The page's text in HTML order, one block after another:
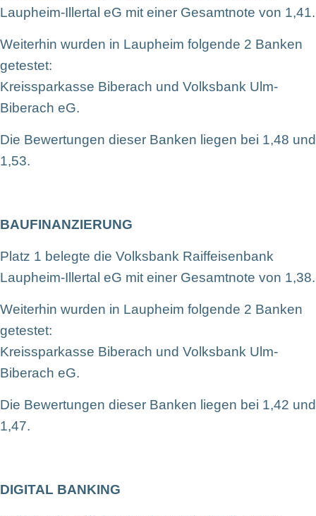
Laupheim-Illertal eG mit einer Gesamtnote von 1,41.
Weiterhin wurden in Laupheim folgende 2 Banken
getestet:
Kreissparkasse Biberach und Volksbank Ulm-
Biberach eG.
Die Bewertungen dieser Banken liegen bei 1,48 und
1,53.
BAUFINANZIERUNG
Platz 1 belegte die Volksbank Raiffeisenbank
Laupheim-Illertal eG mit einer Gesamtnote von 1,38.
Weiterhin wurden in Laupheim folgende 2 Banken
getestet:
Kreissparkasse Biberach und Volksbank Ulm-
Biberach eG.
Die Bewertungen dieser Banken liegen bei 1,42 und
1,47.
DIGITAL BANKING